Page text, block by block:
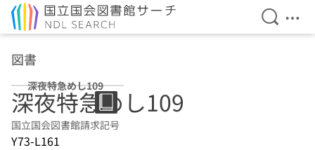
検索を
メ
図書
深夜特急めし109
深夜特急めし109
国立国会図書館請求記号
Y73-L161